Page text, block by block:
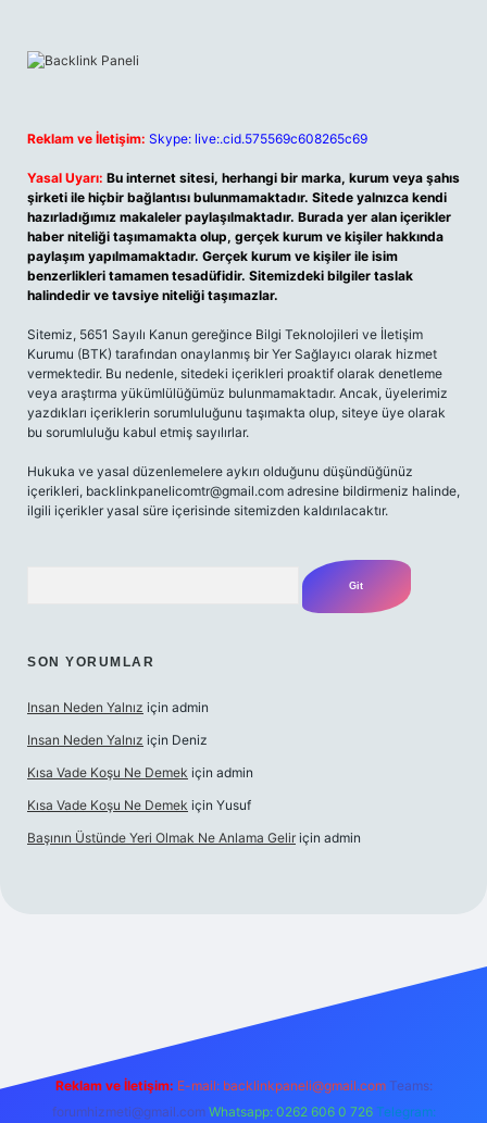
Reklam ve İletişim: Skype: live:.cid.575569c608265c69
Yasal Uyarı: Bu internet sitesi, herhangi bir marka, kurum veya şahıs
şirketi ile hiçbir bağlantısı bulunmamaktadır. Sitede yalnızca kendi
hazırladığımız makaleler paylaşılmaktadır. Burada yer alan içerikler
haber niteliği taşımamakta olup, gerçek kurum ve kişiler hakkında
paylaşım yapılmamaktadır. Gerçek kurum ve kişiler ile isim
benzerlikleri tamamen tesadüfidir. Sitemizdeki bilgiler taslak
halindedir ve tavsiye niteliği taşımazlar.
Sitemiz, 5651 Sayılı Kanun gereğince Bilgi Teknolojileri ve İletişim
Kurumu (BTK) tarafından onaylanmış bir Yer Sağlayıcı olarak hizmet
vermektedir. Bu nedenle, sitedeki içerikleri proaktif olarak denetleme
veya araştırma yükümlülüğümüz bulunmamaktadır. Ancak, üyelerimiz
yazdıkları içeriklerin sorumluluğunu taşımakta olup, siteye üye olarak
bu sorumluluğu kabul etmiş sayılırlar.
Hukuka ve yasal düzenlemelere aykırı olduğunu düşündüğünüz
içerikleri, backlinkpanelicomtr@gmail.com adresine bildirmeniz halinde,
ilgili içerikler yasal süre içerisinde sitemizden kaldırılacaktır.
SON YORUMLAR
Insan Neden Yalnız için admin
Insan Neden Yalnız için Deniz
Kısa Vade Koşu Ne Demek için admin
Kısa Vade Koşu Ne Demek için Yusuf
Başının Üstünde Yeri Olmak Ne Anlama Gelir için admin
Reklam ve İletişim: E-mail: backlinkpaneli@gmail.com Teams:
forumhizmeti@gmail.com Whatsapp: 0262 606 0 726 Telegram: